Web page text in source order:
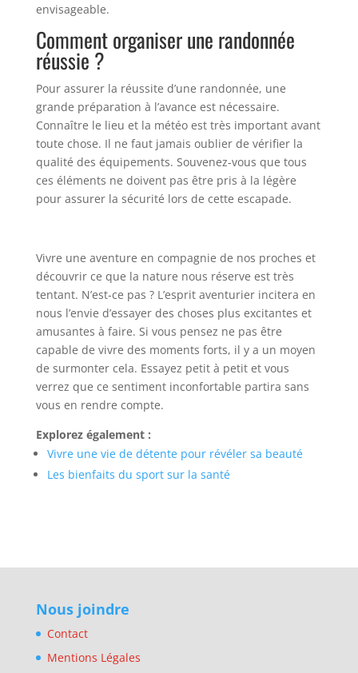
envisageable.
Comment organiser une randonnée
réussie ?
Pour assurer la réussite d’une randonnée, une
grande préparation à l’avance est nécessaire.
Connaître le lieu et la météo est très important avant
toute chose. Il ne faut jamais oublier de vérifier la
qualité des équipements. Souvenez-vous que tous
ces éléments ne doivent pas être pris à la légère
pour assurer la sécurité lors de cette escapade.
Vivre une aventure en compagnie de nos proches et
découvrir ce que la nature nous réserve est très
tentant. N’est-ce pas ? L’esprit aventurier incitera en
nous l’envie d’essayer des choses plus excitantes et
amusantes à faire. Si vous pensez ne pas être
capable de vivre des moments forts, il y a un moyen
de surmonter cela. Essayez petit à petit et vous
verrez que ce sentiment inconfortable partira sans
vous en rendre compte.
Explorez également :
Vivre une vie de détente pour révéler sa beauté
Les bienfaits du sport sur la santé
Nous joindre
Contact
Mentions Légales